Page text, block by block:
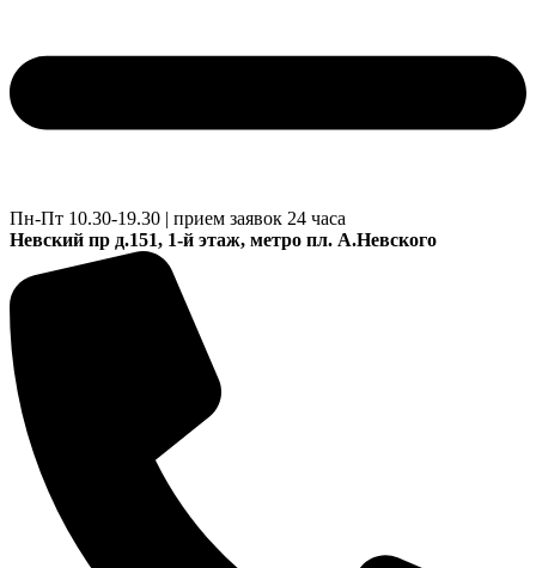
Пн-Пт 10.30-19.30 | прием заявок 24 часа
Невский пр д.151, 1-й этаж, метро пл. А.Невского